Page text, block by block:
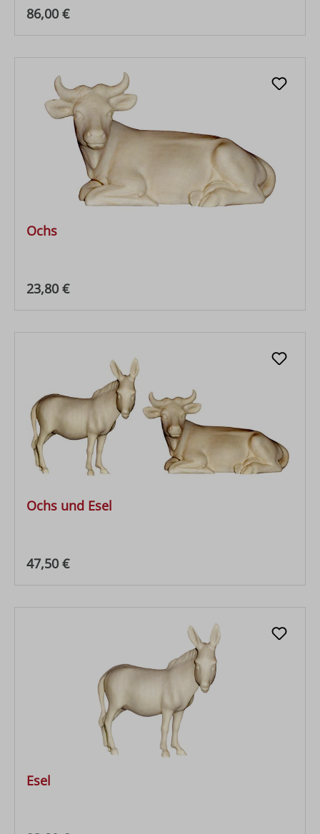
Regulärer Preis:
86,00 €
Ochs
Regulärer Preis:
23,80 €
Ochs und Esel
Regulärer Preis:
47,50 €
Esel